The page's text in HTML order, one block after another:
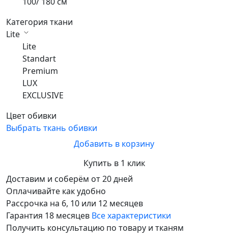
Категория ткани
Lite
Lite
Standart
Premium
LUX
EXCLUSIVE
Цвет обивки
Выбрать ткань обивки
Добавить в корзину
Купить в 1 клик
Доставим и соберём от 20 дней
Оплачивайте как удобно
Рассрочка на 6, 10 или 12 месяцев
Гарантия 18 месяцев Все характеристики
Получить консультацию по товару и тканям